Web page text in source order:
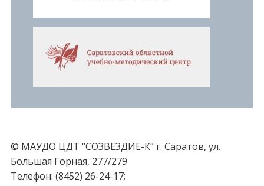
© МАУДО ЦДТ “СОЗВЕЗДИЕ-К” г. Саратов, ул.
Большая Горная, 277/279
Телефон: (8452) 26-24-17;